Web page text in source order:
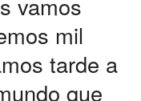
mil
tarde a
que